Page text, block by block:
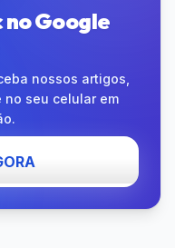
no Google
nossos artigos,
seu celular em